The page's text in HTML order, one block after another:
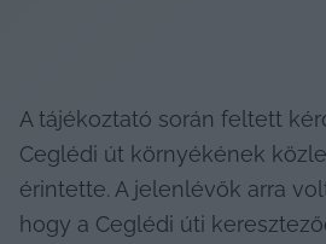
A tájékoztató során feltett
Ceglédi út környékének
érintette. A jelenlévők arra
hogy a Ceglédi úti